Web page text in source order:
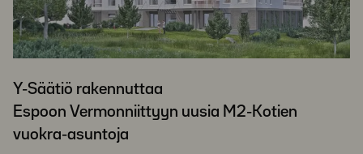
Y-Säätiö rakennuttaa
Espoon Vermonniittyyn uusia M2-Kotien
vuokra-asuntoja